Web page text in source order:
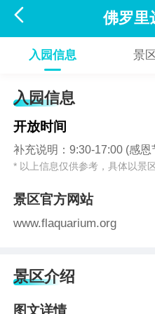
 佛罗里
入园信息 景
入园信息
开放时间
补充说明：9:30-17:00 (感
* 以上信息仅供参考，具体以景
景区官方网站
www.flaquarium.org
景区介绍
图文详情